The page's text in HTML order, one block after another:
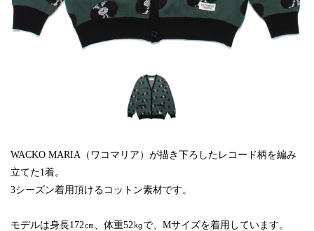
WACKO MARIA（ワコマリア）が描き下ろしたレコード柄を編み
立てた1着。
3シーズン着用頂けるコットン素材です。
モデルは身長172㎝、体重52㎏で、Mサイズを着用しています。